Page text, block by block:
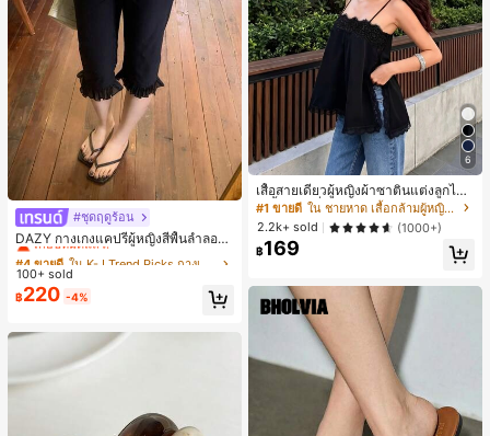
#ชุดฤดูร้อน
DAZY กางเกงแคปรีผู้หญิงสีพื้นลำลองช
ายระบายฤดูร้อน
#4 ขายดี
เกือบหมดแล้ว!
#4 ขายดี
เกือบหมดแล้ว!
#4 ขายดี
เกือบหมดแล้ว!
#4 ขายดี
ใน K-J Trend Picks กางเกงผู้หญิง
100+ sold
฿220 -4%
6
เสื้อสายเดี่ยวผู้หญิงผ้าซาตินแต่งลูกไม้
- เสื้อสายเดี่ยวฤดูร้อนสีขากีมีรอยผ่าด้า
นข้างที่น่าดึงดูด ลำลองสีดำ สำหรับเธอ
#1 ขายดี
ใน ชายหาด เสื้อกล้ามผู้หญิง & Camis
2.2k+ sold
(1000+)
฿169